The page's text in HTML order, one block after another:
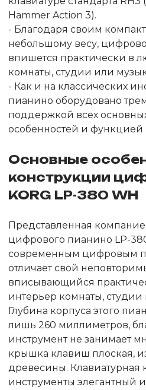
Hammer Action 3).
- Благодаря своим
небольшому весу,
впишется практически в
комнаты, студии или
- Как и на классических
пианино оборудовано
поддержкой всех
особенностей и функцией
Основные
конструкции
KORG LP-380 WH
Представленная
цифрового пианино LP-
современным цифровым
отличает свой
вписывающийся
интерьер комнаты,
Глубина корпуса этого
лишь 260 миллиметров,
инструмент не занимает
крышка клавиш плоская,
древесины. Клавиатурная
инструменты элегантный